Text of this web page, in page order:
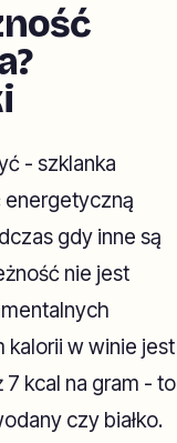
- szklanka
gdy inne są
nie jest
kalorii w winie jest
kcal na gram - to
czy białko.